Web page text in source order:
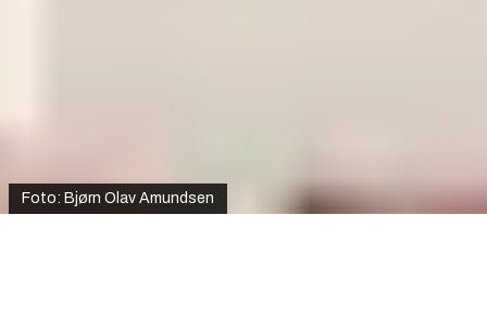
Foto: Bjørn Olav Amundsen